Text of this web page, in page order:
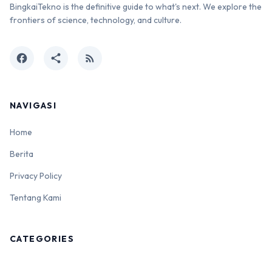
BingkaiTekno is the definitive guide to what's next. We explore the
frontiers of science, technology, and culture.
facebook share rss_feed
NAVIGASI
Home
Berita
Privacy Policy
Tentang Kami
CATEGORIES